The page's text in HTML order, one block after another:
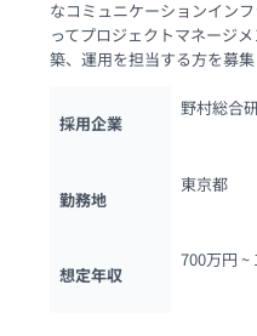
なコミュニケーションイン
ってプロジェクトマネージ
築、運用を担当する方を募集
採用企業
野村総合
勤務地
東京都
想定年収
700万円 ~